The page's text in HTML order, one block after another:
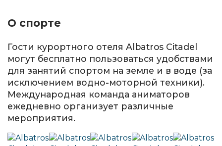
О спорте
Гости курортного отеля Albatros Citadel
могут бесплатно пользоваться удобствами
для занятий спортом на земле и в воде (за
исключением водно-моторной техники).
Международная команда аниматоров
ежедневно организует различные
мероприятия.